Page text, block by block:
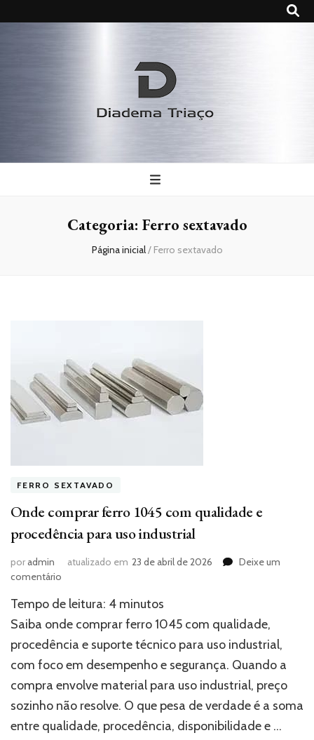
Diadema
Triaço
Categoria: Ferro sextavado
Página inicial/ Ferro sextavado
FERRO SEXTAVADO
Onde comprar ferro 1045 com qualidade e
procedência para uso industrial
poradmin atualizado em 23 de abril de 2026
Deixe um
comentário
comprar
ferro
com
qualidade
procedência
para
uso
Tempo de leitura: 4 minutos
Saiba onde comprar ferro 1045 com qualidade,
procedência e suporte técnico para uso industrial,
com foco em desempenho e segurança. Quando a
compra envolve material para uso industrial, preço
sozinho não resolve. O que pesa de verdade é a soma
entre qualidade, procedência, disponibilidade e …